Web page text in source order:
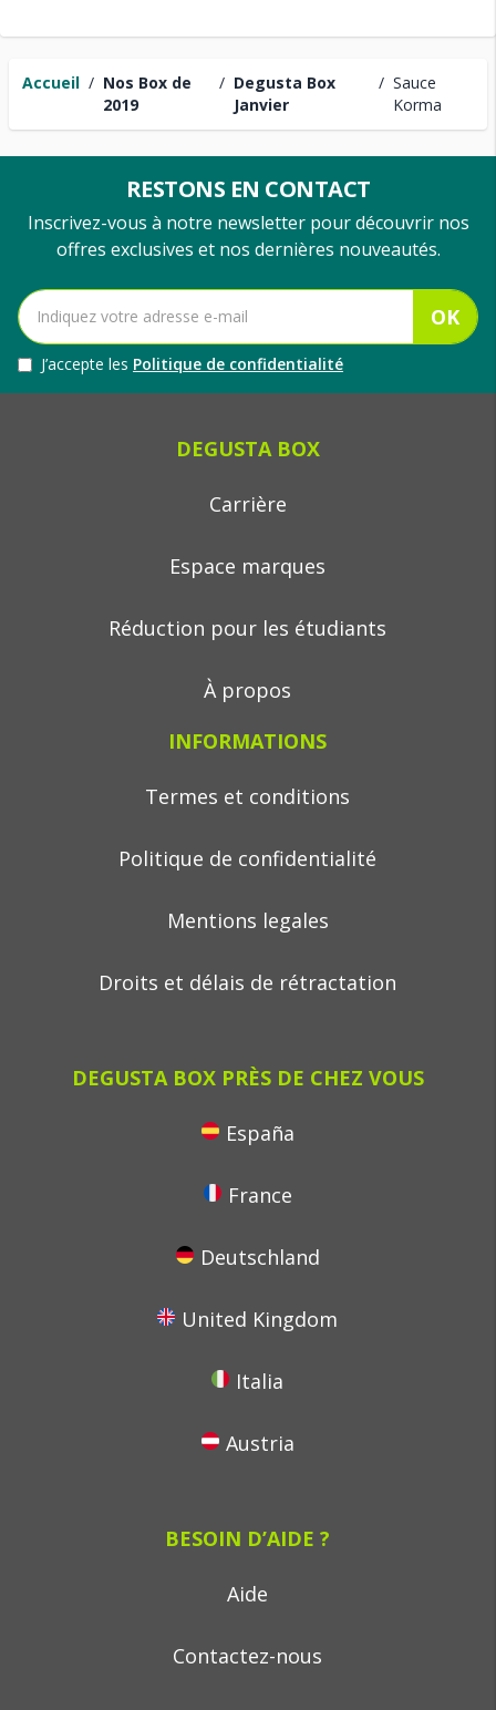
Accueil / Nos Box de
2019
/ Degusta Box
Janvier
/ Sauce
Korma
RESTONS EN CONTACT
Inscrivez-vous à notre newsletter pour découvrir nos
offres exclusives et nos dernières nouveautés.
OK
J’accepte les Politique de confidentialité
DEGUSTA BOX
Carrière
Espace marques
Réduction pour les étudiants
À propos
INFORMATIONS
Termes et conditions
Politique de confidentialité
Mentions legales
Droits et délais de rétractation
DEGUSTA BOX PRÈS DE CHEZ VOUS
España
France
Deutschland
United Kingdom
Italia
Austria
BESOIN D’AIDE ?
Aide
Contactez-nous